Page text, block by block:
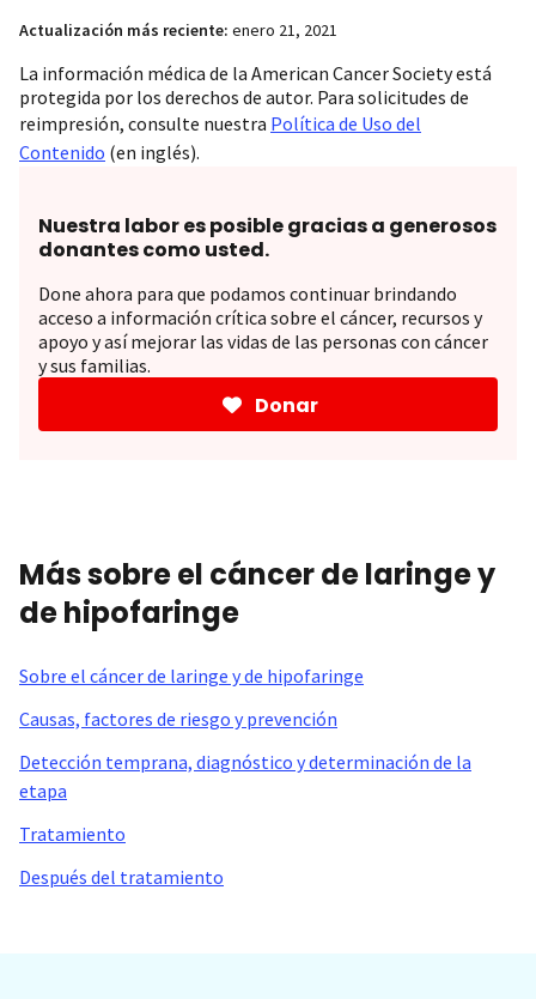
Actualización más reciente: enero 21, 2021
La información médica de la American Cancer Society está
protegida por los derechos de autor. Para solicitudes de
reimpresión, consulte nuestra Política de Uso del
Contenido (en inglés).
Nuestra labor es posible gracias a generosos
donantes como usted.
Done ahora para que podamos continuar brindando
acceso a información crítica sobre el cáncer, recursos y
apoyo y así mejorar las vidas de las personas con cáncer
y sus familias.
Donar
Más sobre el cáncer de laringe y
de hipofaringe
Sobre el cáncer de laringe y de hipofaringe
Causas, factores de riesgo y prevención
Detección temprana, diagnóstico y determinación de la
etapa
Tratamiento
Después del tratamiento